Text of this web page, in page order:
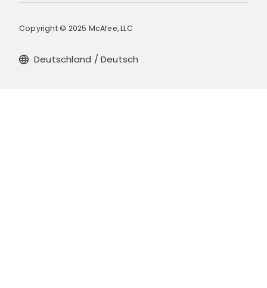
Copyright © 2025 McAfee, LLC
Deutschland / Deutsch